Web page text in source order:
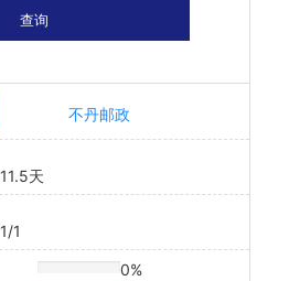
查询
不丹邮政
11.5天
1/1
20% Complete0%